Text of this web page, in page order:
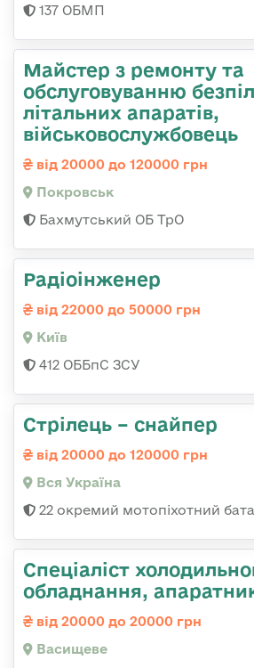
137 ОБМП
Майстер з ремонту та
обслуговуванню
літальних апаратів,
військовослужбовець
від 20000 до 120000 грн
Покровськ
Бахмутський ОБ ТрО
Радіоінженер
від 22000 до 50000 грн
Київ
412 ОББпС ЗСУ
Стрілець – снайпер
від 20000 до 120000 грн
Вся Україна
22 окремий мотопіхотний
Спеціаліст
обладнання,
від 20000 до 20000 грн
Васищеве